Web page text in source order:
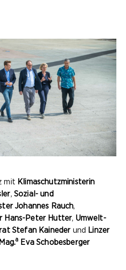
mit Klimaschutzministerin
, Sozial- und
Johannes Rauch,
Hans-Peter Hutter, Umwelt-
Stefan Kaineder und Linzer
a Eva Schobesberger